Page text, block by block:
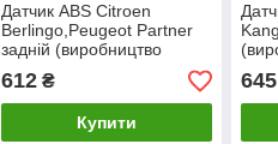
Датчик ABS Citroen
Berlingo,Peugeot Partner
задній (виробництво
KAMOKA)
612₴
Купити
645